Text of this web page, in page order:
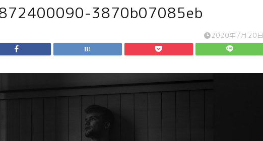
3870b07085eb
2020年7月20日